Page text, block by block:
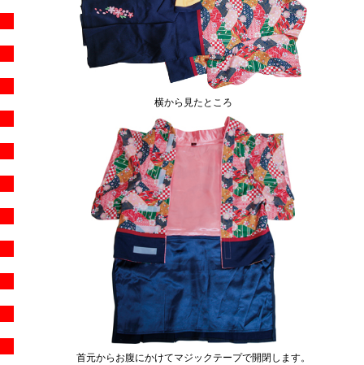
横から見たところ
首元からお腹にかけてマジックテープで開閉します。